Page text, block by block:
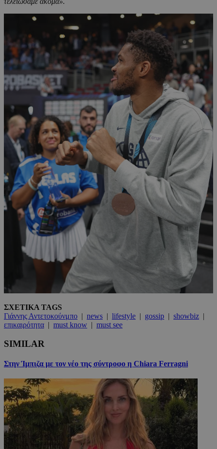
ΣΧΕΤΙΚΑ TAGS
Γιάννης Αντετοκούνμπο | news | lifestyle | gossip | showbiz |
επικαιρότητα | must know | must see
SIMILAR
Στην Ίμπιζα με τον νέο της σύντροφο η Chiara Ferragni